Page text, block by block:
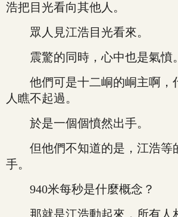
浩把目光看向其他人。
眾人見江浩目光看來。
震驚的同時，心中也是氣憤。
他們可是十二峒的峒主啊，
人瞧不起過。
於是一個個憤然出手。
但他們不知道的是，江浩等
手。
940米每秒是什麼概念？
那就是江浩動起來，所有人